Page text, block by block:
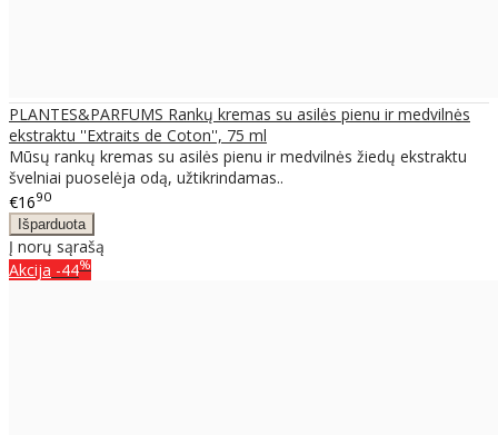
PLANTES&PARFUMS Rankų kremas su asilės pienu ir medvilnės
ekstraktu ''Extraits de Coton'', 75 ml
Mūsų rankų kremas su asilės pienu ir medvilnės žiedų ekstraktu
švelniai puoselėja odą, užtikrindamas..
€1690
Į norų sąrašą
Akcija -44%